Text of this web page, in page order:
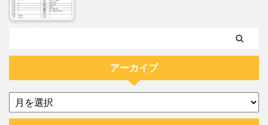
アーカイブ